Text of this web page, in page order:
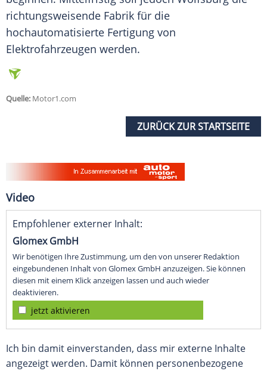
richtungsweisende Fabrik für die
hochautomatisierte Fertigung von
Elektrofahrzeugen werden.
Quelle: Motor1.com
ZURÜCK ZUR STARTSEITE
Video
Empfohlener externer Inhalt:
Glomex GmbH
Wir benötigen Ihre Zustimmung, um den von unserer Redaktion
eingebundenen Inhalt von Glomex GmbH anzuzeigen. Sie können
diesen mit einem Klick anzeigen lassen und auch wieder
deaktivieren.
jetzt aktivieren
Ich bin damit einverstanden, dass mir externe Inhalte
angezeigt werden. Damit können personenbezogene